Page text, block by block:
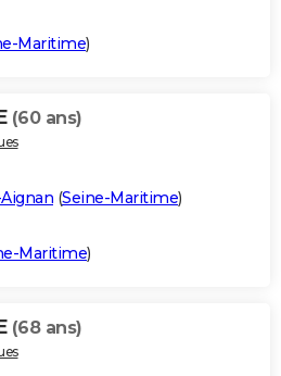
Maritime)
(60 ans)
(Seine-Maritime)
Maritime)
(68 ans)